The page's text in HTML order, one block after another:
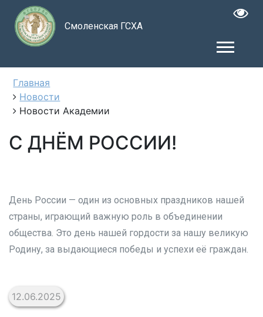
Смоленская ГСХА
Главная
Новости
Новости Академии
С ДНЁМ РОССИИ!
День России — один из основных праздников нашей
страны, играющий важную роль в объединении
общества. Это день нашей гордости за нашу великую
Родину, за выдающиеся победы и успехи её граждан.
12.06.2025